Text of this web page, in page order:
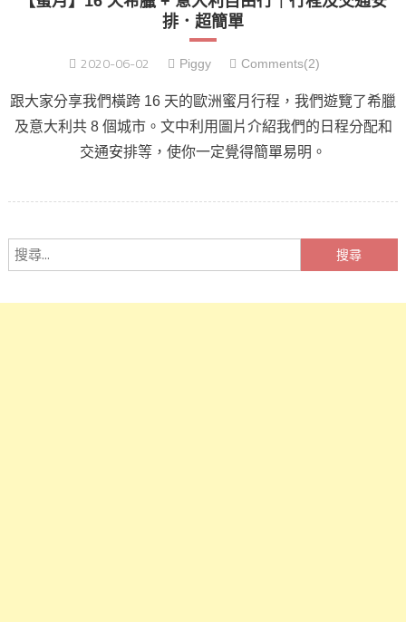
排．超簡單
2020-06-02 Piggy Comments(2)
跟大家分享我們橫跨 16 天的歐洲蜜月行程，我們遊覽了希臘
及意大利共 8 個城市。文中利用圖片介紹我們的日程分配和
交通安排等，使你一定覺得簡單易明。